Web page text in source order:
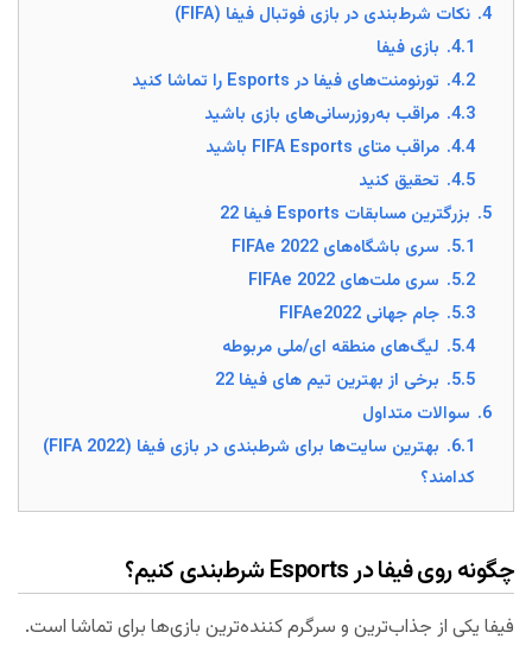
4. نکات شرط‌‌بندی در بازی فوتبال فیفا (FIFA)
4.1. بازی فیفا
4.2. تورنومنت‌های فیفا در Esports را تماشا کنید
4.3. مراقب به‌روزرسانی‌های بازی باشید
4.4. مراقب متای FIFA Esports باشید
4.5. تحقیق کنید
5. بزرگترین مسابقات Esports فیفا 22
5.1. سری باشگاه‌های FIFAe 2022
5.2. سری ملت‌های FIFAe 2022
5.3. جام جهانی FIFAe2022
5.4. لیگ‌های منطقه ای/ملی مربوطه
5.5. برخی از بهترین تیم های فیفا 22
6. سوالات متداول
6.1.
بهترین سایت‌ها برای شرطبندی در بازی فیفا (FIFA 2022)
کدامند؟
چگونه روی فیفا در Esports شرط‌‌بندی کنیم؟
فیفا یکی از جذاب‌ترین و سرگرم کننده‌ترین بازی‌ها برای تماشا است.